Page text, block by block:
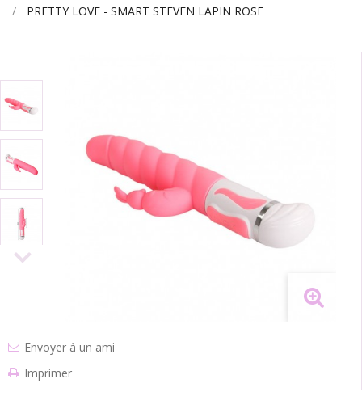
PRETTY LOVE - SMART STEVEN LAPIN ROSE
Envoyer à un ami
Imprimer